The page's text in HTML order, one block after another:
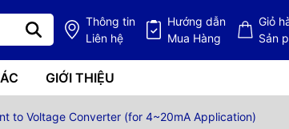
Thông tin
Liên hệ
Hướng dẫn
Mua Hàng
Giỏ
Sản
GIỚI THIỆU
to Voltage Converter (for 4~20mA Application)